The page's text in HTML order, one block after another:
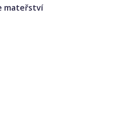
mateřství